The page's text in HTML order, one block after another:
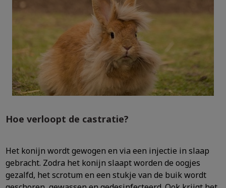
Hoe verloopt de castratie?
Het konijn wordt gewogen en via een injectie in slaap
gebracht. Zodra het konijn slaapt worden de oogjes
gezalfd, het scrotum en een stukje van de buik wordt